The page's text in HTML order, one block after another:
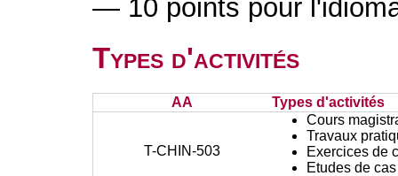
— 10 points pour
Types d'activités
AA Types d'activités
T-CHIN-503
Cours
Travaux
Exercices de
Etudes de cas